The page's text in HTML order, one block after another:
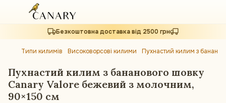
Безкоштовна доставка від 2500 грн
Типи килимів Високоворсові килими Пухнастий килим з
Пухнастий килим з бананового шовку
Canary Valore бежевий з молочним,
90×150 см